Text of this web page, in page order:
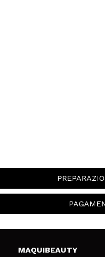
MAQUIBEAUTY